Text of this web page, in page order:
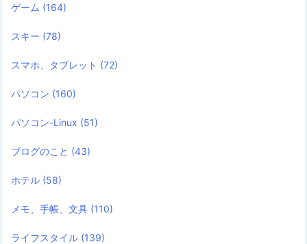
ゲーム (164)
スキー (78)
スマホ、タブレット (72)
パソコン (160)
パソコン-Linux (51)
ブログのこと (43)
ホテル (58)
メモ、手帳、文具 (110)
ライフスタイル (139)